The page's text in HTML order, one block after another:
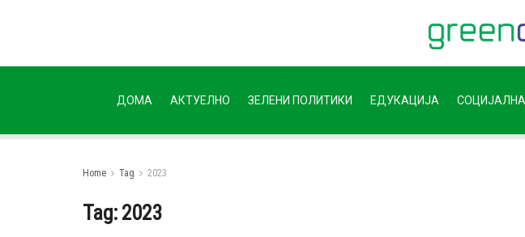
ДОМА АКТУЕЛНО ЗЕЛЕНИ ПОЛИТИКИ ЕДУКАЦИЈА
Home Tag 2023
Tag: 2023